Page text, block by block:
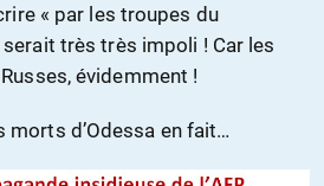
« par les troupes du
très très impoli ! Car les
évidemment !
morts d’Odessa en fait…